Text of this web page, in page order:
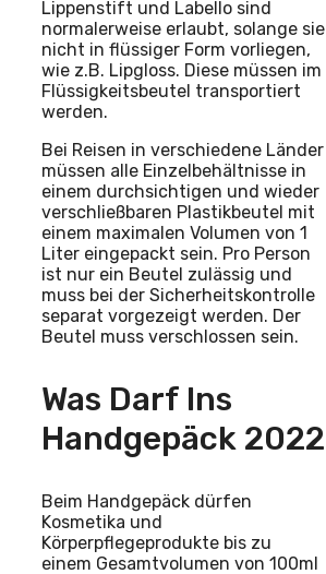
Lippenstift und Labello sind
normalerweise erlaubt, solange sie
nicht in flüssiger Form vorliegen,
wie z.B. Lipgloss. Diese müssen im
Flüssigkeitsbeutel transportiert
werden.
Bei Reisen in verschiedene Länder
müssen alle Einzelbehältnisse in
einem durchsichtigen und wieder
verschließbaren Plastikbeutel mit
einem maximalen Volumen von 1
Liter eingepackt sein. Pro Person
ist nur ein Beutel zulässig und
muss bei der Sicherheitskontrolle
separat vorgezeigt werden. Der
Beutel muss verschlossen sein.
Was Darf Ins
Handgepäck 2022
Beim Handgepäck dürfen
Kosmetika und
Körperpflegeprodukte bis zu
einem Gesamtvolumen von 100ml